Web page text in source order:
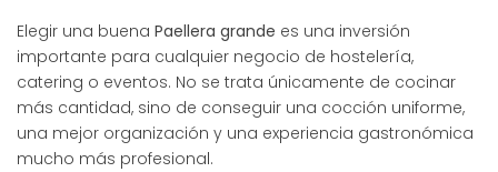
Elegir una buena Paellera grande es una inversión
importante para cualquier negocio de hostelería,
catering o eventos. No se trata únicamente de cocinar
más cantidad, sino de conseguir una cocción uniforme,
una mejor organización y una experiencia gastronómica
mucho más profesional.